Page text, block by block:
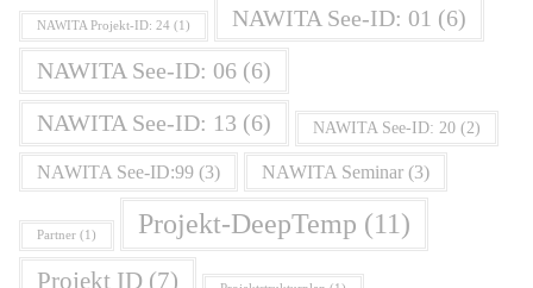
NAWITA Projekt-ID: 24 (1) NAWITA See-ID: 01 (6)
NAWITA See-ID: 06 (6)
NAWITA See-ID: 13 (6) NAWITA See-ID: 20 (2)
NAWITA See-ID:99 (3) NAWITA Seminar (3)
Partner (1) Projekt-DeepTemp (11)
Projekt ID (7)